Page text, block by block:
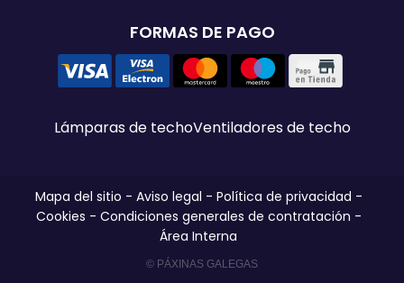
FORMAS DE PAGO
Lámparas de techoVentiladores de techo
Mapa del sitio - Aviso legal - Política de privacidad -
Cookies - Condiciones generales de contratación -
Área Interna
© PÁXINAS GALEGAS